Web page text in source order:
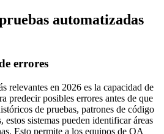
automatizadas
errores
relevantes en 2026 es la capacidad de
predecir posibles errores antes de que
de pruebas, patrones de código
estos sistemas pueden identificar áreas
Esto permite a los equipos de QA